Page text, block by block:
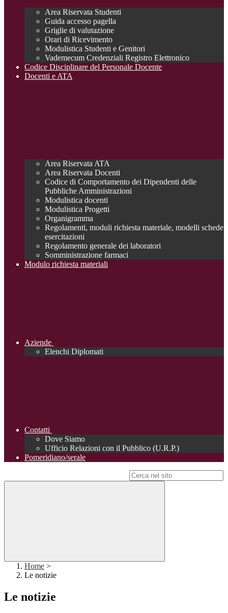
Area Riservata Studenti
Guida accesso pagella
Griglie di valutazione
Orari di Ricevimento
Modulistica Studenti e Genitori
Vademecum Credenziali Registro Elettronico
Codice Disciplinare del Personale Docente
Docenti e ATA
Area Riservata ATA
Area Riservata Docenti
Codice di Comportamento dei Dipendenti delle
Pubbliche Amministrazioni
Modulistica docenti
Modulistica Progetti
Organigramma
Regolamenti, moduli richiesta materiale, modelli schede
esercitazioni
Regolamento generale dei laboratori
Somministrazione farmaci
Modulo richiesta materiali
Aziende
Elenchi Diplomati
Contatti
Dove Siamo
Ufficio Relazioni con il Pubblico (U.R.P.)
Pomeridiano/serale
Home >
Le notizie
Le notizie